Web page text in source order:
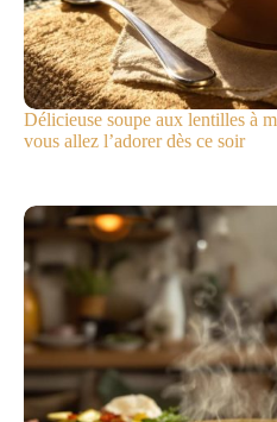
Délicieuse soupe aux lentilles à
vous allez l’adorer dès ce soir